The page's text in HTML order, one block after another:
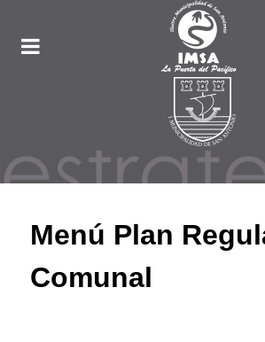
Menú Plan
Comunal